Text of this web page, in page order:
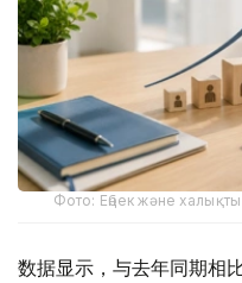
Фото: Еңбек және халықты
数据显示，与去年同期相